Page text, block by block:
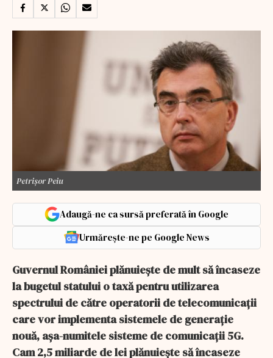
Petrișor Peiu
Adaugă-ne ca sursă preferată în Google
Urmărește-ne pe Google News
Guvernul României plănuiește de mult să încaseze
la bugetul statului o taxă pentru utilizarea
spectrului de către operatorii de telecomunicații
care vor implementa sistemele de generație
nouă, așa-numitele sisteme de comunicații 5G.
Cam 2,5 miliarde de lei plănuiește să încaseze